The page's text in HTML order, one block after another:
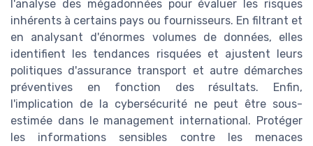
l'analyse des mégadonnées pour évaluer les risques
inhérents à certains pays ou fournisseurs. En filtrant et
en analysant d'énormes volumes de données, elles
identifient les tendances risquées et ajustent leurs
politiques d'assurance transport et autre démarches
préventives en fonction des résultats. Enfin,
l'implication de la cybersécurité ne peut être sous-
estimée dans le management international. Protéger
les informations sensibles contre les menaces